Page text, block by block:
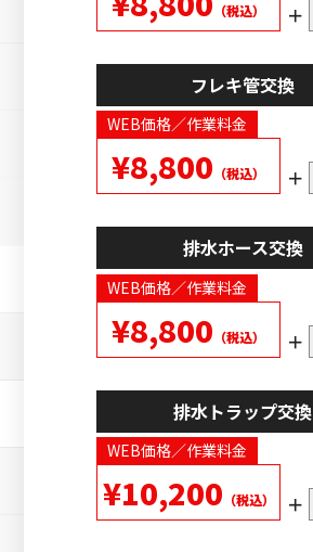
（税込）
フレキ管交換
WEB価格／作業料金
¥8,800 （税込）
排水ホース交換
WEB価格／作業料金
¥8,800 （税込）
排水トラップ交換
WEB価格／作業料金
¥10,200 （税込）